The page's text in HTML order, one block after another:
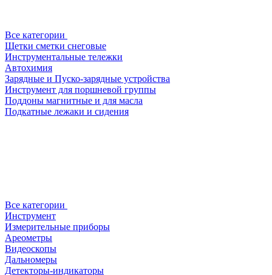
Все категории
Щетки сметки снеговые
Инструментальные тележки
Автохимия
Зарядные и Пуско-зарядные устройства
Инструмент для поршневой группы
Поддоны магнитные и для масла
Подкатные лежаки и сидения
Все категории
Инструмент
Измерительные приборы
Ареометры
Видеоскопы
Дальномеры
Детекторы-индикаторы